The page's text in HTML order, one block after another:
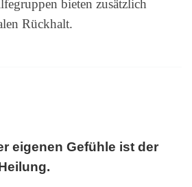
bieten zusätzlich
Rückhalt.
eigenen Gefühle ist der